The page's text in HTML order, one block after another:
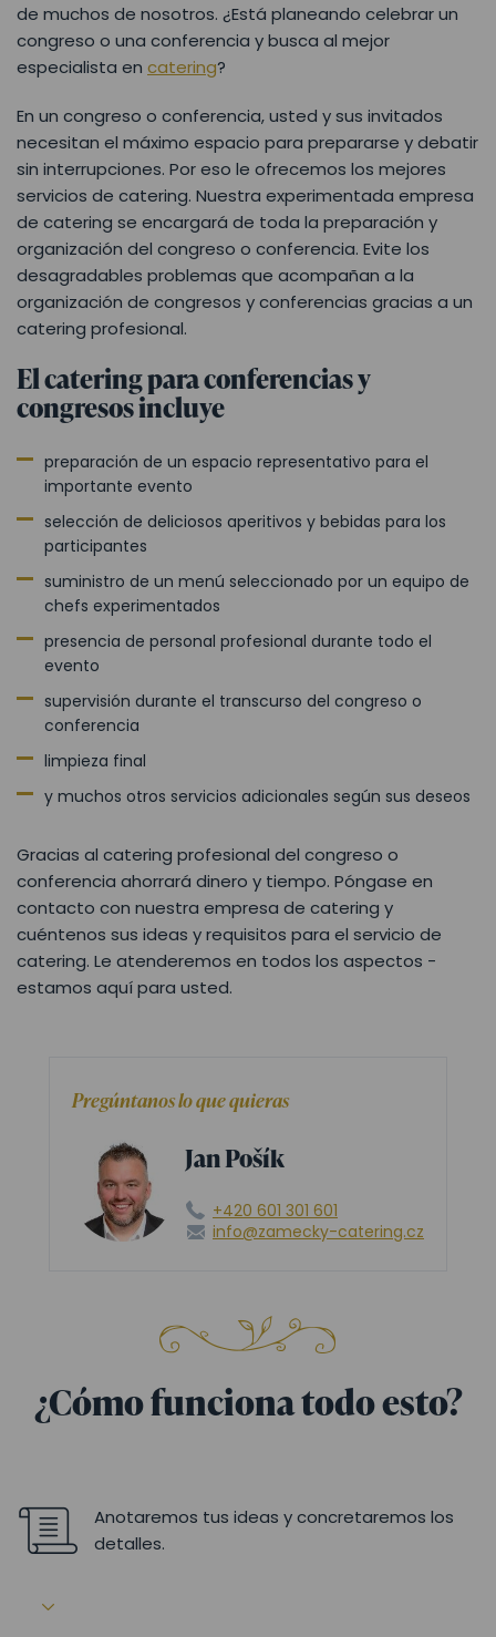
de muchos de nosotros. ¿Está planeando celebrar un
congreso o una conferencia y busca al mejor
especialista en catering?
En un congreso o conferencia, usted y sus invitados
necesitan el máximo espacio para prepararse y debatir
sin interrupciones. Por eso le ofrecemos los mejores
servicios de catering. Nuestra experimentada empresa
de catering se encargará de toda la preparación y
organización del congreso o conferencia. Evite los
desagradables problemas que acompañan a la
organización de congresos y conferencias gracias a un
catering profesional.
El catering para conferencias y
congresos incluye
preparación de un espacio representativo para el
importante evento
selección de deliciosos aperitivos y bebidas para los
participantes
suministro de un menú seleccionado por un equipo de
chefs experimentados
presencia de personal profesional durante todo el
evento
supervisión durante el transcurso del congreso o
conferencia
limpieza final
y muchos otros servicios adicionales según sus deseos
Gracias al catering profesional del congreso o
conferencia ahorrará dinero y tiempo. Póngase en
contacto con nuestra empresa de catering y
cuéntenos sus ideas y requisitos para el servicio de
catering. Le atenderemos en todos los aspectos -
estamos aquí para usted.
Pregúntanos lo que quieras
Jan Pošík
+420 601 301 601
info@zamecky-catering.cz
¿Cómo funciona todo esto?
Anotaremos tus ideas y concretaremos los
detalles.